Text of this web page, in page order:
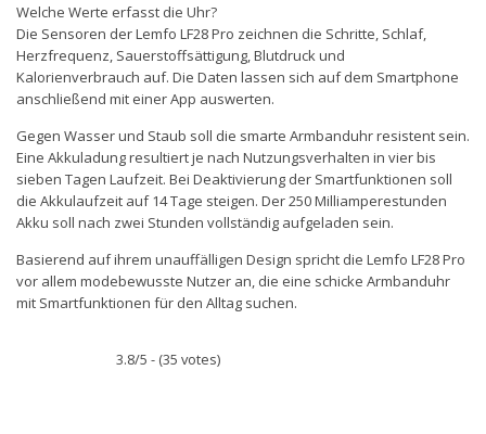
Welche Werte erfasst die Uhr?
Die Sensoren der Lemfo LF28 Pro zeichnen die Schritte, Schlaf,
Herzfrequenz, Sauerstoffsättigung, Blutdruck und
Kalorienverbrauch auf. Die Daten lassen sich auf dem Smartphone
anschließend mit einer App auswerten.
Gegen Wasser und Staub soll die smarte Armbanduhr resistent sein.
Eine Akkuladung resultiert je nach Nutzungsverhalten in vier bis
sieben Tagen Laufzeit. Bei Deaktivierung der Smartfunktionen soll
die Akkulaufzeit auf 14 Tage steigen. Der 250 Milliamperestunden
Akku soll nach zwei Stunden vollständig aufgeladen sein.
Basierend auf ihrem unauffälligen Design spricht die Lemfo LF28 Pro
vor allem modebewusste Nutzer an, die eine schicke Armbanduhr
mit Smartfunktionen für den Alltag suchen.
3.8/5 - (35 votes)